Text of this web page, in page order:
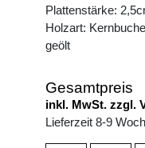
Plattenstärke:
Holzart:
geölt
Gesamtpreis
inkl. MwSt. zzgl.
Lieferzeit 8-9